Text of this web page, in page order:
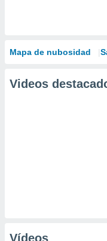
Mapa de nubosidad
Videos
Vídeos